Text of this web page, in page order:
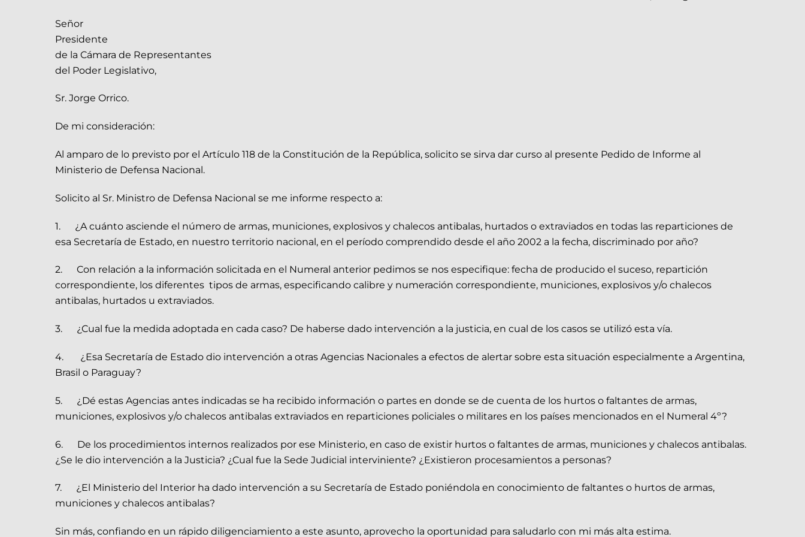
Señor
Presidente
de la Cámara de Representantes
del Poder Legislativo,
Sr. Jorge Orrico.
De mi consideración:
Al amparo de lo previsto por el Artículo 118 de la Constitución de la República, solicito se sirva dar curso al presente Pedido de Informe al
Ministerio de Defensa Nacional.
Solicito al Sr. Ministro de Defensa Nacional se me informe respecto a:
1. ¿A cuánto asciende el número de armas, municiones, explosivos y chalecos antibalas, hurtados o extraviados en todas las reparticiones de
esa Secretaría de Estado, en nuestro territorio nacional, en el período comprendido desde el año 2002 a la fecha, discriminado por año?
2. Con relación a la información solicitada en el Numeral anterior pedimos se nos especifique: fecha de producido el suceso, repartición
correspondiente, los diferentes tipos de armas, especificando calibre y numeración correspondiente, municiones, explosivos y/o chalecos
antibalas, hurtados u extraviados.
3. ¿Cual fue la medida adoptada en cada caso? De haberse dado intervención a la justicia, en cual de los casos se utilizó esta vía.
4. ¿Esa Secretaría de Estado dio intervención a otras Agencias Nacionales a efectos de alertar sobre esta situación especialmente a Argentina,
Brasil o Paraguay?
5. ¿Dé estas Agencias antes indicadas se ha recibido información o partes en donde se de cuenta de los hurtos o faltantes de armas,
municiones, explosivos y/o chalecos antibalas extraviados en reparticiones policiales o militares en los países mencionados en el Numeral 4º?
6. De los procedimientos internos realizados por ese Ministerio, en caso de existir hurtos o faltantes de armas, municiones y chalecos antibalas.
¿Se le dio intervención a la Justicia? ¿Cual fue la Sede Judicial interviniente? ¿Existieron procesamientos a personas?
7. ¿El Ministerio del Interior ha dado intervención a su Secretaría de Estado poniéndola en conocimiento de faltantes o hurtos de armas,
municiones y chalecos antibalas?
Sin más, confiando en un rápido diligenciamiento a este asunto, aprovecho la oportunidad para saludarlo con mi más alta estima.